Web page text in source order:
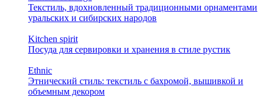
Текстиль, вдохновленный традиционными орнаментами
уральских и сибирских народов
Kitchen spirit
Посуда для сервировки и хранения в стиле рустик
Ethnic
Этнический стиль: текстиль с бахромой, вышивкой и
объемным декором